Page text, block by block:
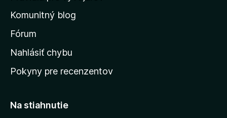
v
s
k
s
r
Komunitný blog
Fórum
Nahlásiť chybu
Pokyny pre recenzentov
Na stiahnutie